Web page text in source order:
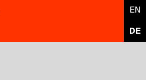
EN
DE